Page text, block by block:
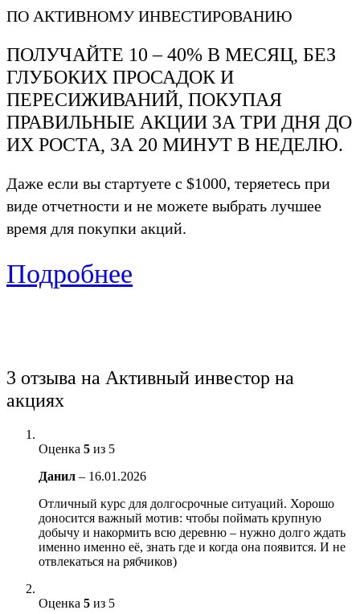
ПО АКТИВНОМУ ИНВЕСТИРОВАНИЮ
ПОЛУЧАЙТЕ 10 – 40% В МЕСЯЦ, БЕЗ
ГЛУБОКИХ ПРОСАДОК И
ПЕРЕСИЖИВАНИЙ, ПОКУПАЯ
ПРАВИЛЬНЫЕ АКЦИИ ЗА ТРИ ДНЯ ДО
ИХ РОСТА, ЗА 20 МИНУТ В НЕДЕЛЮ.
Даже если вы стартуете с $1000, теряетесь при
виде отчетности и не можете выбрать лучшее
время для покупки акций.
Подробнее
3 отзыва на Активный инвестор на
акциях
Оценка 5 из 5
Данил – 16.01.2026
Отличный курс для долгосрочные ситуаций. Хорошо
доносится важный мотив: чтобы поймать крупную
добычу и накормить всю деревню – нужно долго ждать
именно именно её, знать где и когда она появится. И не
отвлекаться на рябчиков)
Оценка 5 из 5